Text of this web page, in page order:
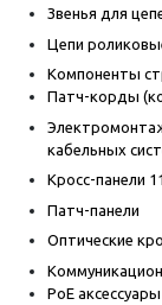
Звенья для
Цепи
Компоненты
Патч-корды
кабельных
Кросс-панели
Патч-панели
Оптические
PoE аксессуары